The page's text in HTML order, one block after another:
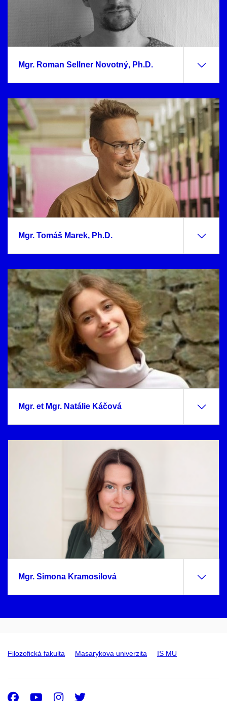
Mgr. Roman Sellner Novotný, Ph.D.
Mgr. Tomáš Marek, Ph.D.
Mgr. et Mgr. Natálie Káčová
Mgr. Simona Kramosilová
Filozofická fakulta Masarykova univerzita IS MU
Facebook
Youtube
Instagram
Twitter